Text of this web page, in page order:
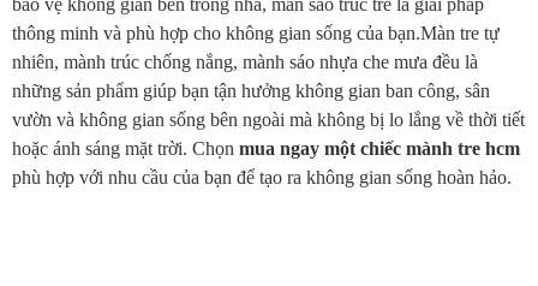
bảo vệ không gian bên trong nhà, màn sáo trúc tre là giải pháp
thông minh và phù hợp cho không gian sống của bạn.Màn tre tự
nhiên, mành trúc chống nắng, mành sáo nhựa che mưa đều là
những sản phẩm giúp bạn tận hưởng không gian ban công, sân
vườn và không gian sống bên ngoài mà không bị lo lắng về thời tiết
hoặc ánh sáng mặt trời. Chọn mua ngay một chiếc mành tre hcm
phù hợp với nhu cầu của bạn để tạo ra không gian sống hoàn hảo.